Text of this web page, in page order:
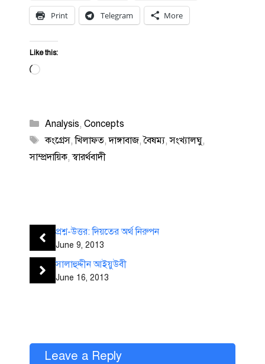
Print Telegram More
Like this:
Loading…
Categories
Analysis, Concepts
Tags
কংগ্রেস,খিলাফত,দাঙ্গাবাজ,বৈষম্য,সংখ্যালঘু,
সাম্প্রদায়িক,স্বারর্থবাদী
প্রশ্ন-উত্তর: দিয়তের অর্থ নিরুপন
June 9, 2013
সালাহুদ্দীন আইয়ুউবী
June 16, 2013
Leave a Reply